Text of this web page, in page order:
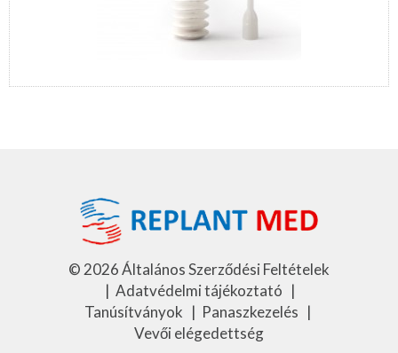
© 2026Általános Szerződési Feltételek
| Adatvédelmi tájékoztató |
Tanúsítványok | Panaszkezelés |
Vevői elégedettség